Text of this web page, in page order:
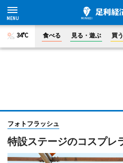
34°C 食べる 見る・遊ぶ 買う
フォトフラッシュ
特設ステージのコスプレ